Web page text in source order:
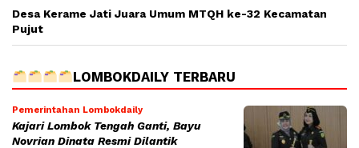
Desa Kerame Jati Juara Umum MTQH ke-32 Kecamatan
Pujut
LOMBOKDAILY TERBARU
Pemerintahan Lombokdaily
Kajari Lombok Tengah Ganti, Bayu
Novrian Dinata Resmi Dilantik